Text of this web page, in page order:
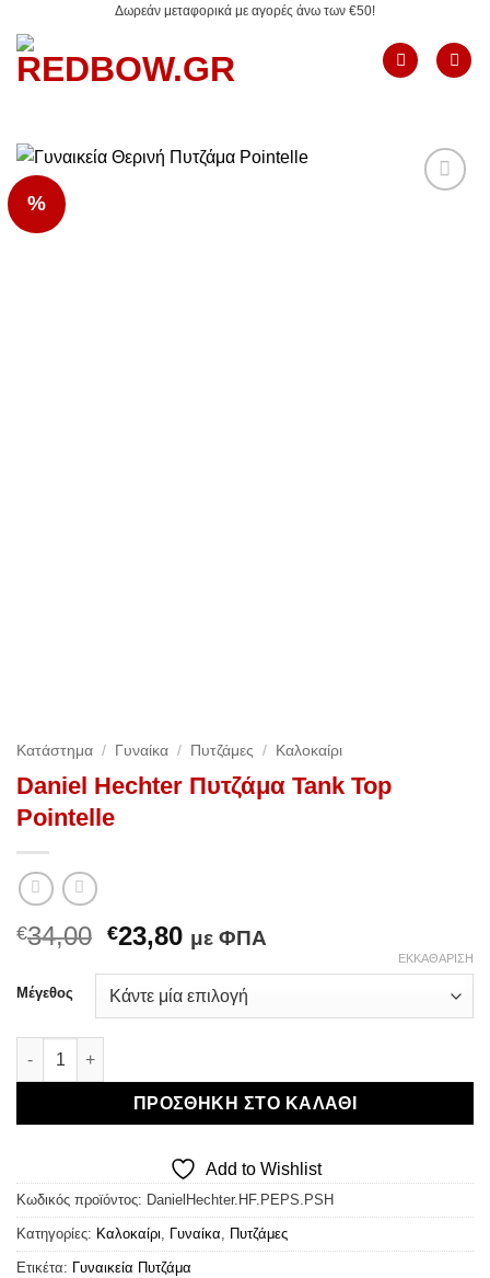
στο
περιεχόμενο
Δωρεάν μεταφορικά με αγορές άνω των €50!
%
Κατάστημα / Γυναίκα / Πυτζάμες / Καλοκαίρι
Daniel Hechter Πυτζάμα Tank Top
Pointelle
€34,00 Original
was:
€34,00.
€23,80Η
τιμή
είναι:
με ΦΠΑ
Μέγεθος
ΕΚΚΑΘΆΡΙΣΗ
Daniel Hechter Πυτζάμα Tank Top Pointelle ποσότητα
ΠΡΟΣΘΉΚΗ ΣΤΟ ΚΑΛΆΘΙ
Add to Wishlist
Κωδικός προϊόντος: DanielHechter.HF.PEPS.PSH
Κατηγορίες: Καλοκαίρι, Γυναίκα, Πυτζάμες
Ετικέτα: Γυναικεία Πυτζάμα